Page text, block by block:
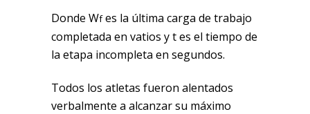
Donde Wfes la última carga de trabajo
completada en vatios y t es el tiempo de
la etapa incompleta en segundos.
Todos los atletas fueron alentados
verbalmente a alcanzar su máximo